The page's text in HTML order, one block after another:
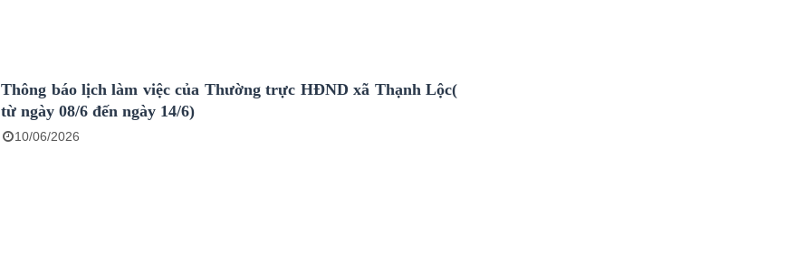
Thông báo lịch làm việc của Thường trực HĐND xã Thạnh Lộc(
từ ngày 08/6 đến ngày 14/6)
10/06/2026